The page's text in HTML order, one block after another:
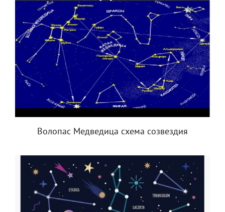
Волопас Медведица схема созвездия